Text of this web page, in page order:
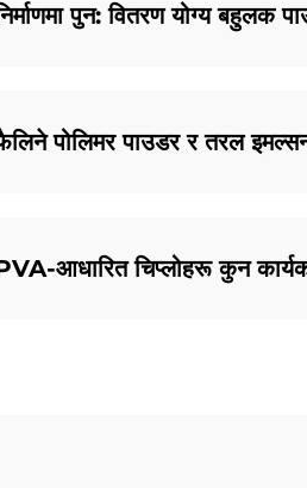
पुन: वितरण योग्य बहुलक
पोलिमर पाउडर र तरल
आधारित चिप्लोहरू कुन